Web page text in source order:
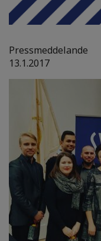
Pressmeddelande
13.1.2017